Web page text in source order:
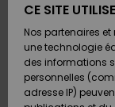
FEMME
SURF
SNOW
CE SITE
Nos partenaires
une technologie
des informations
personnelles
adresse IP)